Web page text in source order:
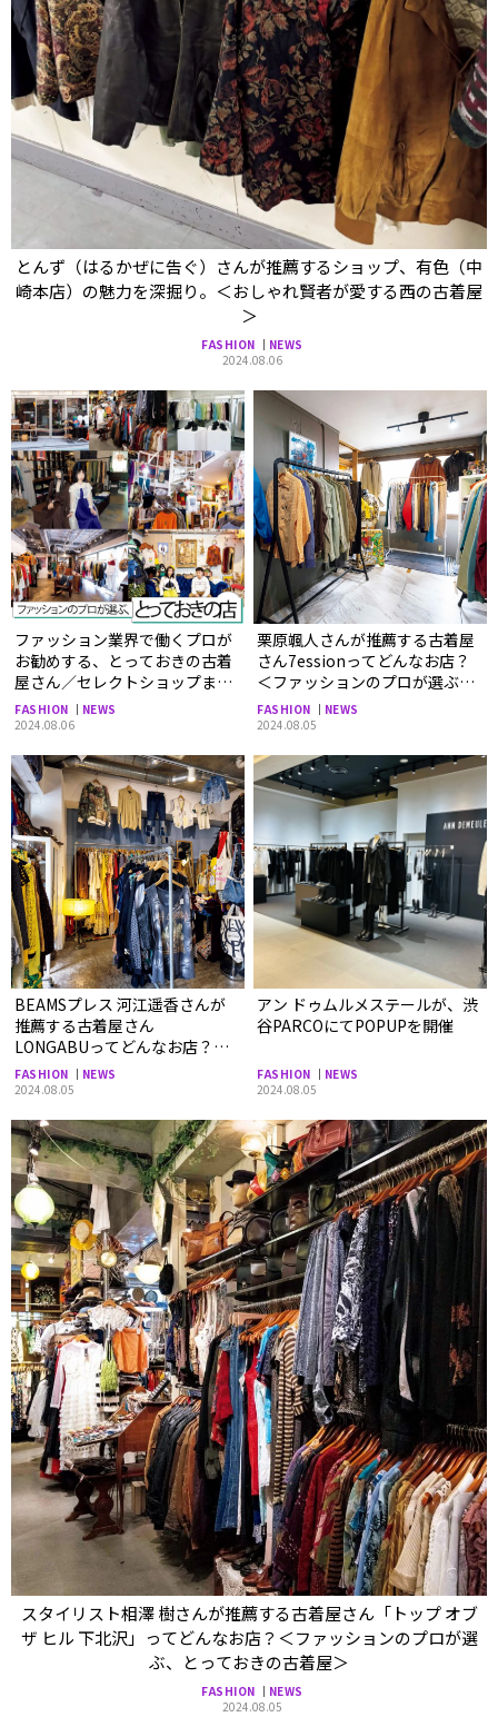
とんず（はるかぜに告ぐ）さんが推薦するショップ、有色（中
崎本店）の魅力を深掘り。＜おしゃれ賢者が愛する西の古着屋
＞
FASHION
NEWS
2024.08.06
ファッション業界で働くプロが
お勧めする、とっておきの古着
屋さん／セレクトショップまと
め。
FASHION
NEWS
2024.08.06
栗原颯人さんが推薦する古着屋
さん7essionってどんなお店？
＜ファッションのプロが選ぶ、
とっておきの古着屋＞
FASHION
NEWS
2024.08.05
BEAMSプレス 河江遥香さんが
推薦する古着屋さん
LONGABUってどんなお店？＜
ファッションのプロが選ぶ、
とっておきの古着屋＞
FASHION
NEWS
2024.08.05
アン ドゥムルメステールが、渋
谷PARCOにてPOPUPを開催
FASHION
NEWS
2024.08.05
スタイリスト相澤 樹さんが推薦する古着屋さん「トップ オブ
ザ ヒル 下北沢」ってどんなお店？＜ファッションのプロが選
ぶ、とっておきの古着屋＞
FASHION
NEWS
2024.08.05